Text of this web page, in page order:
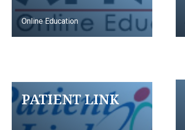
Online Education
PATIENT LINK